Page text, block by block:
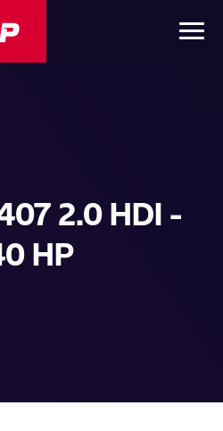
2.0 HDI -
HP